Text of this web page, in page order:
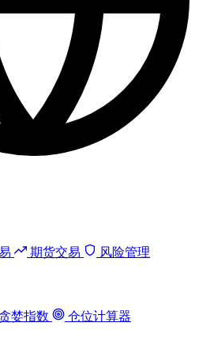
期货交易
风险管理
婪指数
仓位计算器